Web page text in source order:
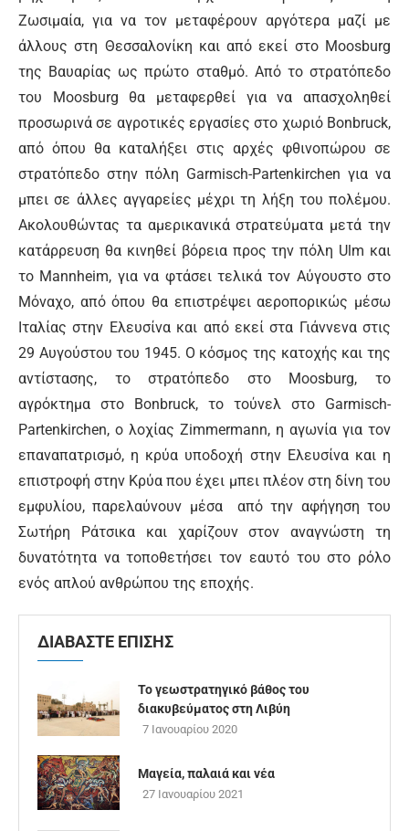
Ζωσιμαία, για να τον μεταφέρουν αργότερα μαζί με
άλλους στη Θεσσαλονίκη και από εκεί στο Moosburg
της Βαυαρίας ως πρώτο σταθμό. Από το στρατόπεδο
του Moosburg θα μεταφερθεί για να απασχοληθεί
προσωρινά σε αγροτικές εργασίες στο χωριό Bonbruck,
από όπου θα καταλήξει στις αρχές φθινοπώρου σε
στρατόπεδο στην πόλη Garmisch-Partenkirchen για να
μπει σε άλλες αγγαρείες μέχρι τη λήξη του πολέμου.
Ακολουθώντας τα αμερικανικά στρατεύματα μετά την
κατάρρευση θα κινηθεί βόρεια προς την πόλη Ulm και
το Mannheim, για να φτάσει τελικά τον Αύγουστο στο
Μόναχο, από όπου θα επιστρέψει αεροπορικώς μέσω
Ιταλίας στην Ελευσίνα και από εκεί στα Γιάννενα στις
29 Αυγούστου του 1945. Ο κόσμος της κατοχής και της
αντίστασης, το στρατόπεδο στο Moosburg, το
αγρόκτημα στο Bonbruck, το τούνελ στο Garmisch-
Partenkirchen, o λοχίας Zimmermann, η αγωνία για τον
επαναπατρισμό, η κρύα υποδοχή στην Ελευσίνα και η
επιστροφή στην Κρύα που έχει μπει πλέον στη δίνη του
εμφυλίου, παρελαύνουν μέσα από την αφήγηση του
Σωτήρη Ράτσικα και χαρίζουν στον αναγνώστη τη
δυνατότητα να τοποθετήσει τον εαυτό του στο ρόλο
ενός απλού ανθρώπου της εποχής.
ΔΙΑΒΑΣΤΕ ΕΠΙΣΗΣ
Το γεωστρατηγικό βάθος του
διακυβεύματος στη Λιβύη
7 Ιανουαρίου 2020
Μαγεία, παλαιά και νέα
27 Ιανουαρίου 2021